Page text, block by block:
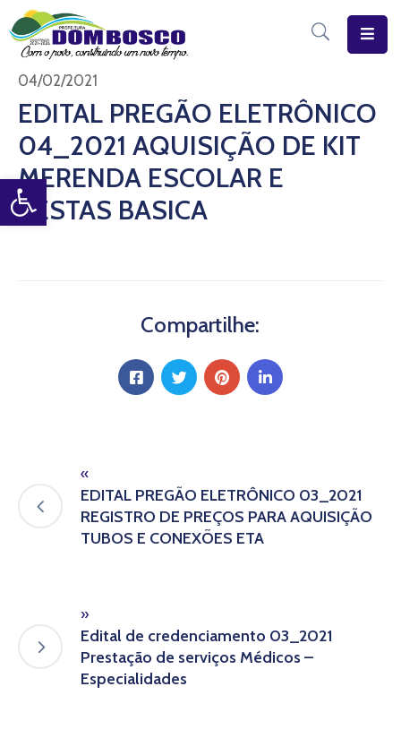
Open toolbar
Início
O
Município
Estrutura
Diário
04/02/2021
EDITAL PREGÃO ELETRÔNICO
04_2021 AQUISIÇÃO DE KIT
MERENDA ESCOLAR E
CESTAS BASICA
Compartilhe:
«
EDITAL PREGÃO ELETRÔNICO 03_2021
REGISTRO DE PREÇOS PARA AQUISIÇÃO
TUBOS E CONEXÕES ETA
»
Edital de credenciamento 03_2021
Prestação de serviços Médicos –
Especialidades